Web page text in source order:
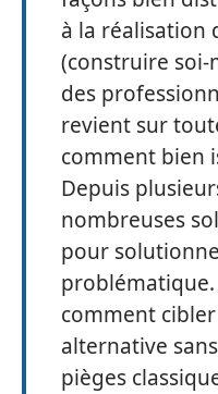
à la réalisation
(construire
des
revient sur
comment bien
Depuis
nombreuses
pour
comment
alternative
pièges